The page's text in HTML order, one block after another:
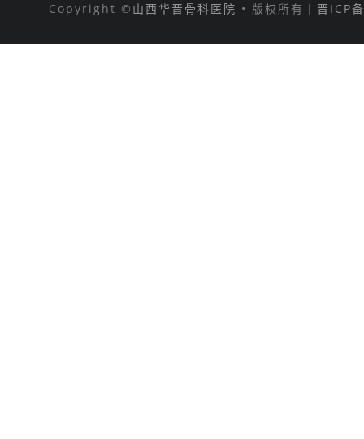
Copyright © 山西华晋骨科医院 • 版权所有丨 晋ICP